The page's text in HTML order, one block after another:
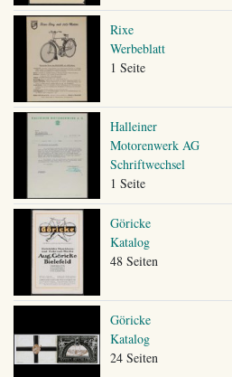
Rixe
Werbeblatt
1 Seite
Halleiner
Motorenwerk AG
Schriftwechsel
1 Seite
Göricke
Katalog
48 Seiten
Göricke
Katalog
24 Seiten